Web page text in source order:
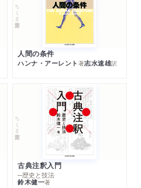
ちくま学芸文庫
人間の条件
ハンナ・アーレント 著志水速雄訳
ちくま学芸文庫
古典注釈入門
─歴史と技法
鈴木健一著